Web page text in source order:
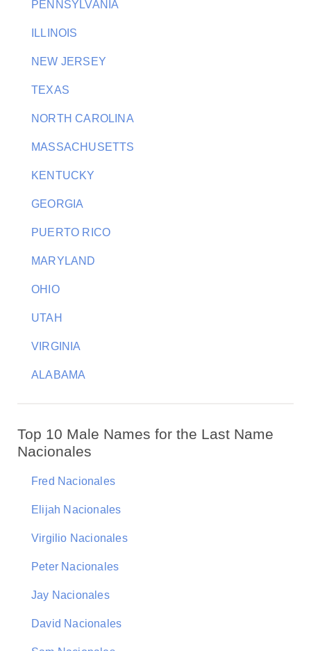
PENNSYLVANIA
ILLINOIS
NEW JERSEY
TEXAS
NORTH CAROLINA
MASSACHUSETTS
KENTUCKY
GEORGIA
PUERTO RICO
MARYLAND
OHIO
UTAH
VIRGINIA
ALABAMA
Top 10 Male Names for the Last Name
Nacionales
Fred Nacionales
Elijah Nacionales
Virgilio Nacionales
Peter Nacionales
Jay Nacionales
David Nacionales